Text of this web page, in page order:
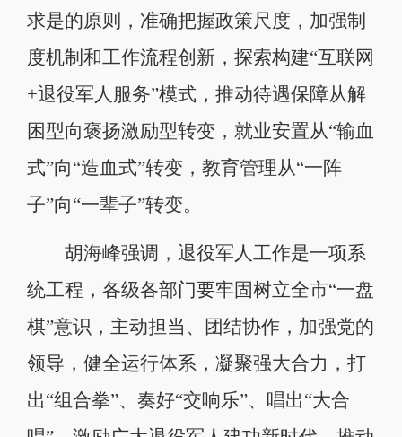
求是的原则，准确把握政策尺度，加强制
度机制和工作流程创新，探索构建“互联网
+退役军人服务”模式，推动待遇保障从解
困型向褒扬激励型转变，就业安置从“输血
式”向“造血式”转变，教育管理从“一阵
子”向“一辈子”转变。
胡海峰强调，退役军人工作是一项系
统工程，各级各部门要牢固树立全市“一盘
棋”意识，主动担当、团结协作，加强党的
领导，健全运行体系，凝聚强大合力，打
出“组合拳”、奏好“交响乐”、唱出“大合